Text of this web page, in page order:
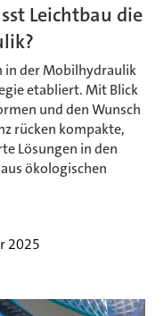
Leichtbau die
in der Mobilhydraulik
etabliert. Mit Blick
und den Wunsch
rücken kompakte,
Lösungen in den
ökologischen
2025